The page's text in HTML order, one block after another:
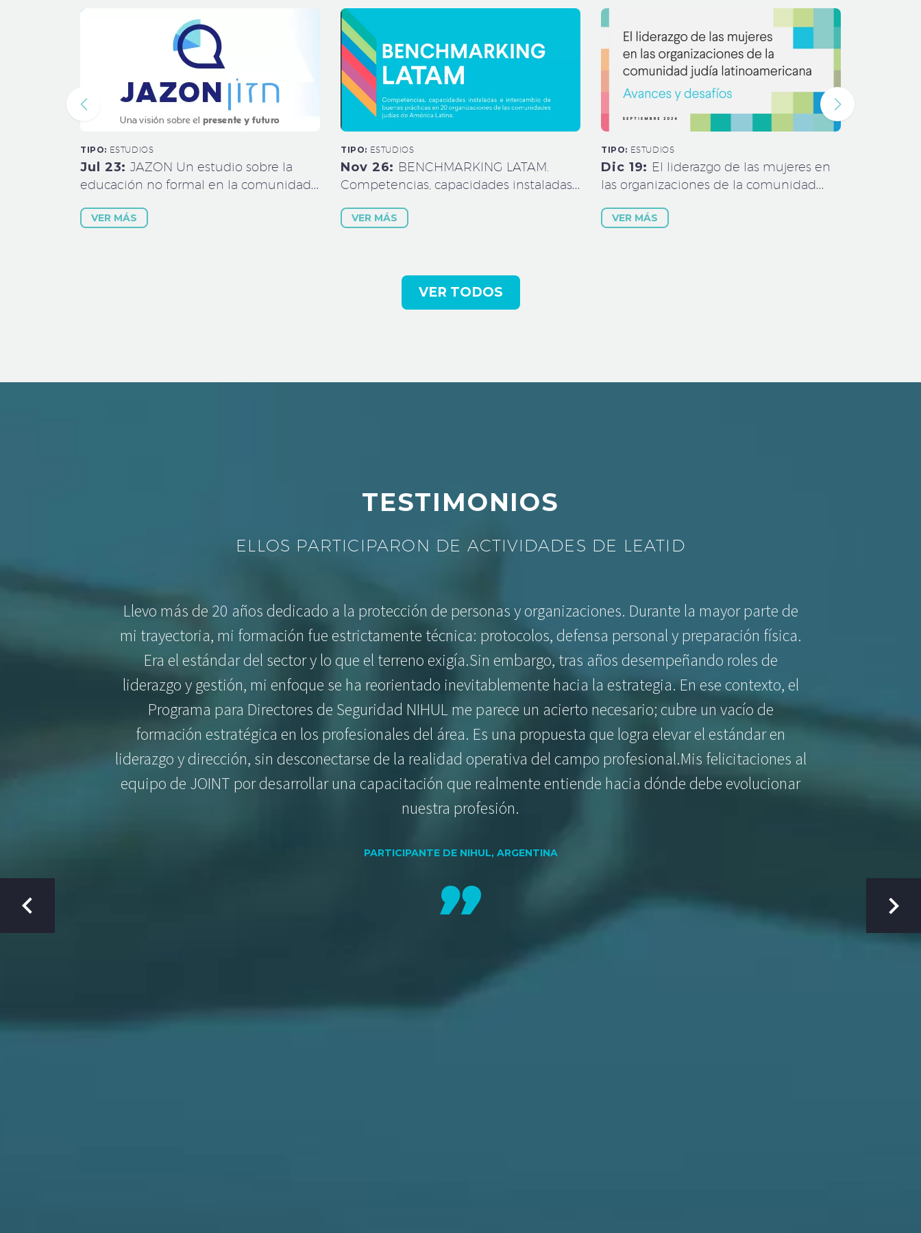
TIPO: ESTUDIOS
Jul 23:JAZON Un estudio sobre la
educación no formal en la comunidad
VER MÁS
TIPO: ESTUDIOS
Nov 26: BENCHMARKING LATAM.
Competencias, capacidades instaladas
20 organizaciones de las comunidades
VER MÁS
TIPO: ESTUDIOS
Dic 19: El liderazgo de las mujeres en
las organizaciones de la comunidad
desafíos.
VER MÁS
VER TODOS
TESTIMONIOS
ELLOS PARTICIPARON DE ACTIVIDADES DE LEATID
PARTICIPANTE DE NIHUL, ARGENTINA
Llevo más de 20 años dedicado a la protección de personas y organizaciones. Durante la mayor parte de
mi trayectoria, mi formación fue estrictamente técnica: protocolos, defensa personal y preparación física.
Era el estándar del sector y lo que el terreno exigía.​Sin embargo, tras años desempeñando roles de
liderazgo y gestión, mi enfoque se ha reorientado inevitablemente hacia la estrategia. En ese contexto, el
Programa para Directores de Seguridad NIHUL me parece un acierto necesario; cubre un vacío de
formación estratégica en los profesionales del área. Es una propuesta que logra elevar el estándar en
liderazgo y dirección, sin desconectarse de la realidad operativa del campo profesional.​Mis felicitaciones al
equipo de JOINT por desarrollar una capacitación que realmente entiende hacia dónde debe evolucionar
nuestra profesión.
